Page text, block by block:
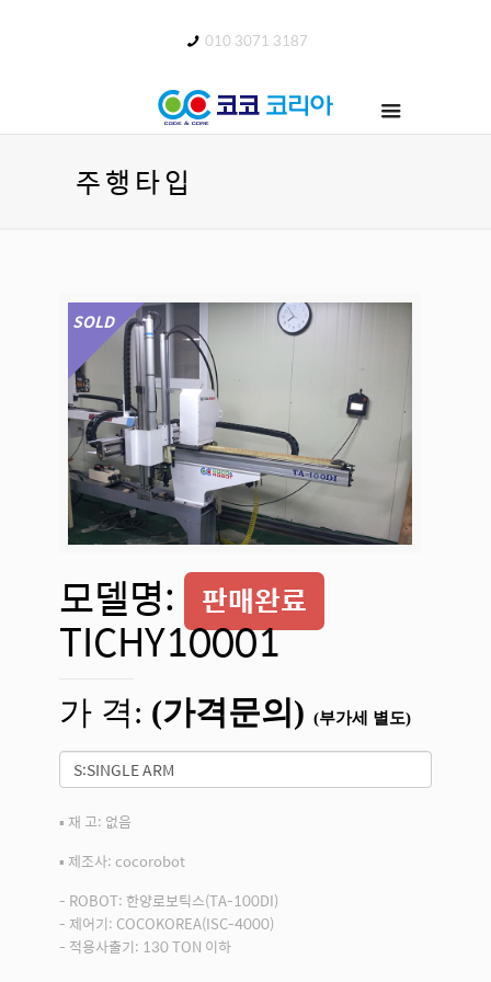
010 3071 3187
주행타입
SOLD
모델명: 판매완료
TICHY10001
가 격: (가격문의) (부가세 별도)
▪ 재 고: 없음
▪ 제조사: cocorobot
- ROBOT: 한양로보틱스(TA-100DI)
- 제어기: COCOKOREA(ISC-4000)
- 적용사출기: 130 TON 이하